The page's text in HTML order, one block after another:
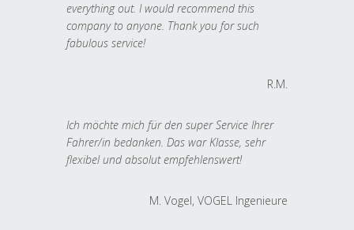
everything out. I would recommend this
company to anyone. Thank you for such
fabulous service!
R.M.
Ich möchte mich für den super Service Ihrer
Fahrer/in bedanken. Das war Klasse, sehr
flexibel und absolut empfehlenswert!
M. Vogel, VOGEL Ingenieure